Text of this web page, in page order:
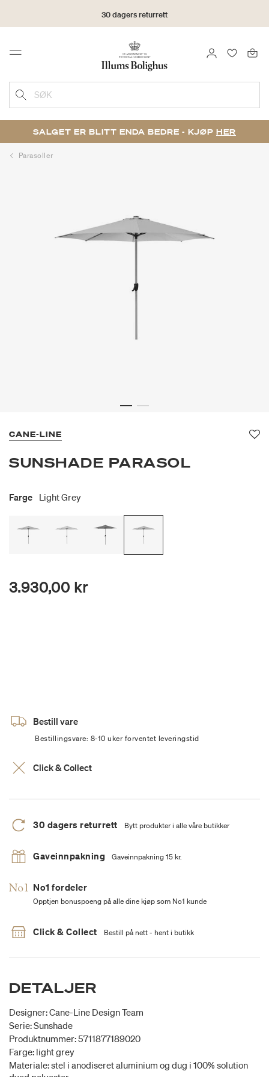
30 dagers returrett
Menu LOGG INN
SØK
SALGET ER BLITT ENDA BEDRE - KJØP HER
Parasoller
CANE-LINE
SUNSHADE PARASOL
Farge Light Grey
3.930,00 kr
Bestill vare
Bestillingsvare: 8-10 uker forventet leveringstid
Click & Collect
30 dagers returrett Bytt produkter i alle våre butikker
Gaveinnpakning Gaveinnpakning 15 kr.
No1 fordeler
Opptjen bonuspoeng på alle dine kjøp som No1 kunde
Click & Collect Bestill på nett - hent i butikk
DETALJER
Designer: Cane-Line Design Team
Serie: Sunshade
Produktnummer: 5711877189020
Farge: light grey
Materiale: stel i anodiseret aluminium og dug i 100% solution